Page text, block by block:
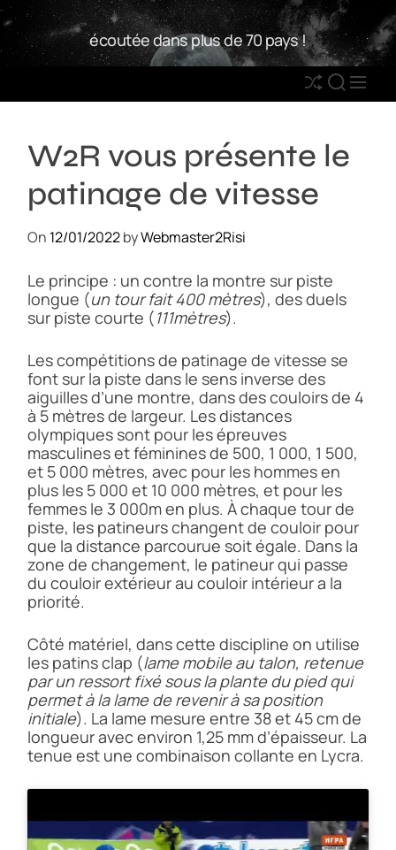
S
k
i
W
2
R
écoutée dans plus de 70 pays !
S
h
ff
l
e
S
E
R
C
M
E
W2R vous présente le
patinage de vitesse
On 12/01/2022byWebmaster2Risi
Le principe : un contre la montre sur piste
longue (un tour fait 400 mètres), des duels
sur piste courte (111mètres).
Les compétitions de patinage de vitesse se
font sur la piste dans le sens inverse des
aiguilles d’une montre, dans des couloirs de 4
à 5 mètres de largeur. Les distances
olympiques sont pour les épreuves
masculines et féminines de 500, 1 000, 1 500,
et 5 000 mètres, avec pour les hommes en
plus les 5 000 et 10 000 mètres, et pour les
femmes le 3 000m en plus. À chaque tour de
piste, les patineurs changent de couloir pour
que la distance parcourue soit égale. Dans la
zone de changement, le patineur qui passe
du couloir extérieur au couloir intérieur a la
priorité.
Côté matériel, dans cette discipline on utilise
les patins clap (lame mobile au talon, retenue
par un ressort fixé sous la plante du pied qui
permet à la lame de revenir à sa position
initiale). La lame mesure entre 38 et 45 cm de
longueur avec environ 1,25 mm d’épaisseur. La
tenue est une combinaison collante en Lycra.